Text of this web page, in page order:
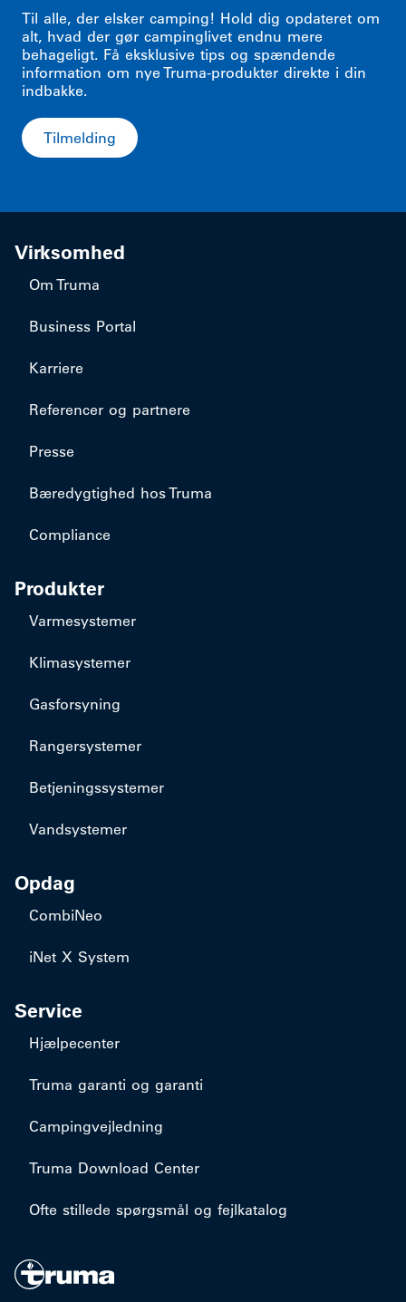
Til alle, der elsker camping! Hold dig opdateret om
alt, hvad der gør campinglivet endnu mere
behageligt. Få eksklusive tips og spændende
information om nye Truma-produkter direkte i din
indbakke.
Tilmelding
Virksomhed
Om Truma
Business Portal
Karriere
Referencer og partnere
Presse
Bæredygtighed hos Truma
Compliance
Produkter
Varmesystemer
Klimasystemer
Gasforsyning
Rangersystemer
Betjeningssystemer
Vandsystemer
Opdag
CombiNeo
iNet X System
Service
Hjælpecenter
Truma garanti og garanti
Campingvejledning
Truma Download Center
Ofte stillede spørgsmål og fejlkatalog